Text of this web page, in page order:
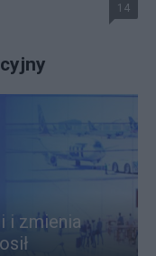
14
i zmienia